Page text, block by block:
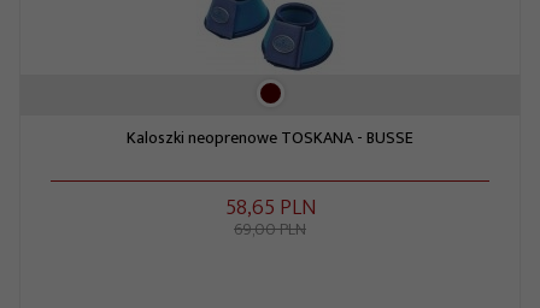
Kaloszki neoprenowe TOSKANA - BUSSE
58,65 PLN
69,00 PLN